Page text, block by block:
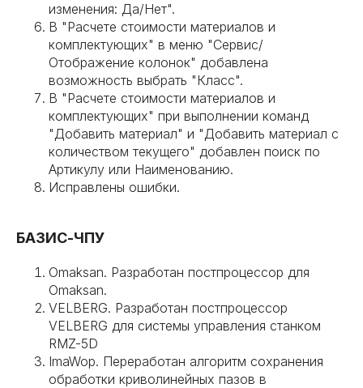
изменения: Да/Нет".
В "Расчете стоимости материалов и
комплектующих" в меню "Сервис/
Отображение колонок" добавлена
возможность выбрать "Класс".
В "Расчете стоимости материалов и
комплектующих" при выполнении команд
"Добавить материал" и "Добавить материал с
количеством текущего" добавлен поиск по
Артикулу или Наименованию.
Исправлены ошибки.
БАЗИС-ЧПУ
Omaksan. Разработан постпроцессор для
Omaksan.
VELBERG. Разработан постпроцессор
VELBERG для системы управления станком
RMZ-5D
ImaWop. Переработан алгоритм сохранения
обработки криволинейных пазов в